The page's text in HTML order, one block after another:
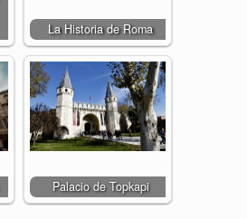
La Historia de Roma
Palacio de Topkapi